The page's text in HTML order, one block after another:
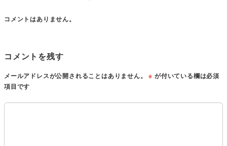
コメントはありません。
コメントを残す
メールアドレスが公開されることはありません。 ※ が付いている欄は必須
項目です